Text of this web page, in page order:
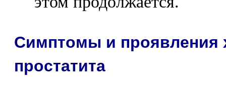
Симптомы и проявления
простатита